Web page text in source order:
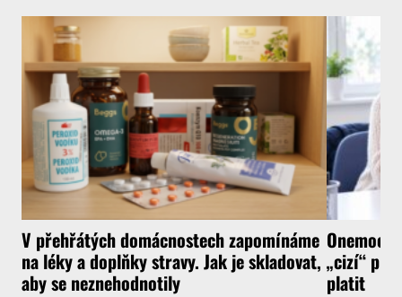
V přehřátých domácnostech zapomínáme
na léky a doplňky stravy. Jak je skladovat,
aby se neznehodnotily
„cizí“
platit